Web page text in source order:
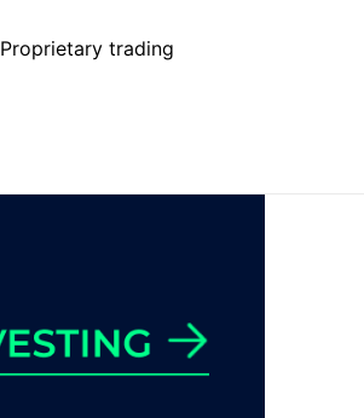
Proprietary trading